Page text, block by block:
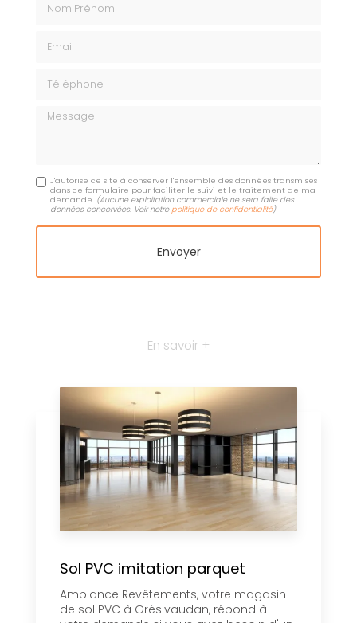
Message
J'autorise ce site à conserver l'ensemble des données transmises
dans ce formulaire pour faciliter le suivi et le traitement de ma
demande. (Aucune exploitation commerciale ne sera faite des
données concervées. Voir notre politique de confidentialité)
En savoir +
Sol PVC imitation parquet
Ambiance Revêtements, votre magasin
de sol PVC à Grésivaudan, répond à